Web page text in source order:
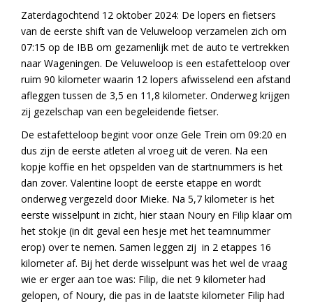
Zaterdagochtend 12 oktober 2024: De lopers en fietsers
van de eerste shift van de Veluweloop verzamelen zich om
07:15 op de IBB om gezamenlijk met de auto te vertrekken
naar Wageningen. De Veluweloop is een estafetteloop over
ruim 90 kilometer waarin 12 lopers afwisselend een afstand
afleggen tussen de 3,5 en 11,8 kilometer. Onderweg krijgen
zij gezelschap van een begeleidende fietser.
De estafetteloop begint voor onze Gele Trein om 09:20 en
dus zijn de eerste atleten al vroeg uit de veren. Na een
kopje koffie en het opspelden van de startnummers is het
dan zover. Valentine loopt de eerste etappe en wordt
onderweg vergezeld door Mieke. Na 5,7 kilometer is het
eerste wisselpunt in zicht, hier staan Noury en Filip klaar om
het stokje (in dit geval een hesje met het teamnummer
erop) over te nemen. Samen leggen zij in 2 etappes 16
kilometer af. Bij het derde wisselpunt was het wel de vraag
wie er erger aan toe was: Filip, die net 9 kilometer had
gelopen, of Noury, die pas in de laatste kilometer Filip had